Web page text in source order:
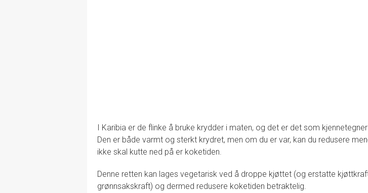
I Karibia er de flinke å bruke krydder i maten, og det er det som
Den er både varmt og sterkt krydret, men om du er var, kan du redusere
ikke skal kutte ned på er koketiden.
Denne retten kan lages vegetarisk ved å droppe kjøttet (og erstatte
grønnsakskraft) og dermed redusere koketiden betraktelig.